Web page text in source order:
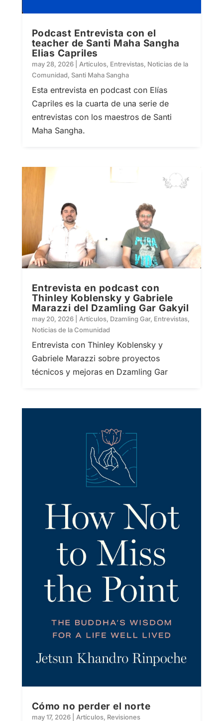
Podcast Entrevista con el
teacher de Santi Maha Sangha
Elias Capriles
may 28, 2026| Artículos, Entrevistas, Noticias de la
Comunidad, Santi Maha Sangha
Esta entrevista en podcast con Elías
Capriles es la cuarta de una serie de
entrevistas con los maestros de Santi
Maha Sangha.
Entrevista en podcast con
Thinley Koblensky y Gabriele
Marazzi del Dzamling Gar Gakyil
may 20, 2026| Artículos, Dzamling Gar, Entrevistas,
Noticias de la Comunidad
Entrevista con Thinley Koblensky y
Gabriele Marazzi sobre proyectos
técnicos y mejoras en Dzamling Gar
Cómo no perder el norte
may 17, 2026| Artículos, Revisiones